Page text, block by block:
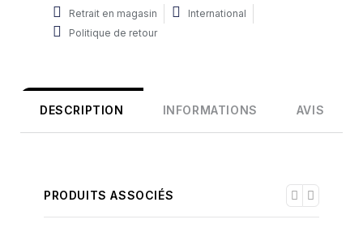
Retrait en magasin
International
Politique de retour
DESCRIPTION INFORMATIONS AVIS
PRODUITS ASSOCIÉS